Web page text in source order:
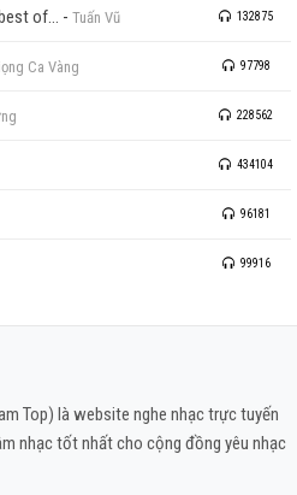
of... - Tuấn Vũ 132875
Ca Vàng 97798
228562
434104
96181
99916
Top) là website nghe nhạc trực tuyến
nhạc tốt nhất cho cộng đồng yêu nhạc